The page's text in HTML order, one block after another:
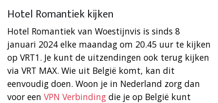
Hotel Romantiek kijken
Hotel Romantiek van Woestijnvis is sinds 8
januari 2024 elke maandag om 20.45 uur te kijken
op VRT1. Je kunt de uitzendingen ook terug kijken
via VRT MAX. Wie uit België komt, kan dit
eenvoudig doen. Woon je in Nederland zorg dan
voor een VPN Verbinding die je op België kunt